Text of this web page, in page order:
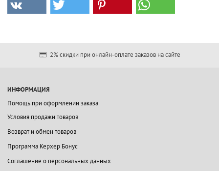
2% скидки при онлайн-оплате заказов на сайте
ИНФОРМАЦИЯ
Помощь при оформлении заказа
Условия продажи товаров
Возврат и обмен товаров
Программа Керхер Бонус
Соглашение о персональных данных